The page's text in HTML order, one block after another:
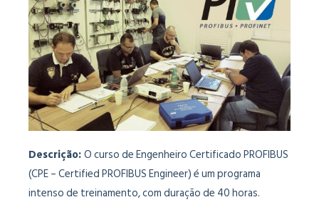
Descrição:O curso de Engenheiro Certificado PROFIBUS
(CPE – Certified PROFIBUS Engineer) é um programa
intenso de treinamento, com duração de 40 horas.